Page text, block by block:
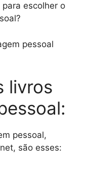
escolher o
pessoal
livros
pessoal,
são esses: